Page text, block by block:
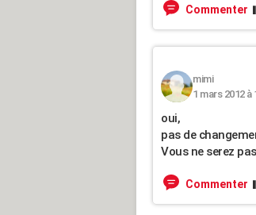
Commenter
mimi
1 mars 2012 à
oui,
pas de
Vous ne serez
Commenter